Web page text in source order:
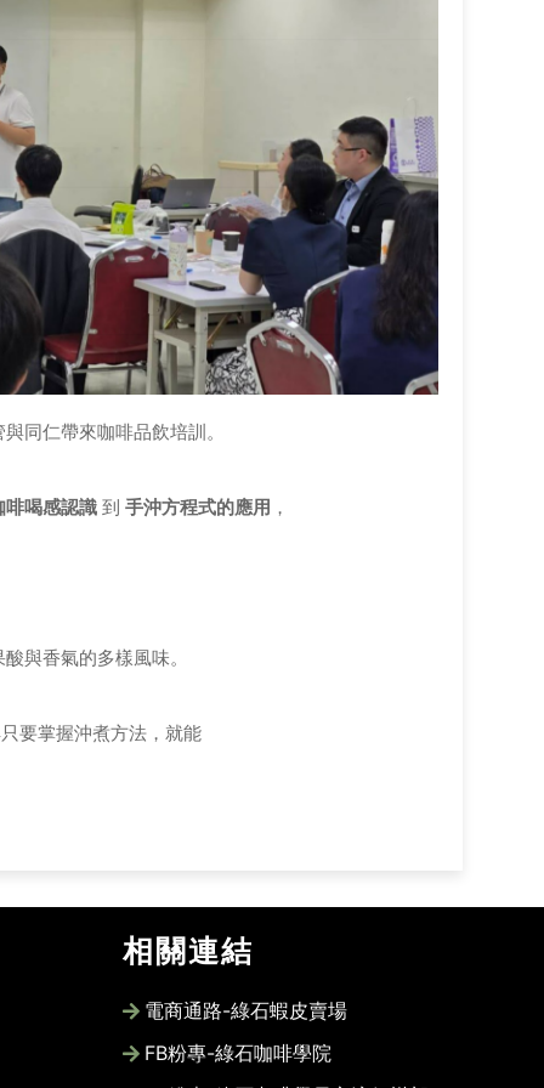
同仁帶來咖啡品飲培訓。
啡喝感認識 到 手沖方程式的應用 ，
與香氣的多樣風味。
要掌握沖煮方法，就能
相關連結
電商通路-綠石蝦皮賣場
FB粉專-綠石咖啡學院